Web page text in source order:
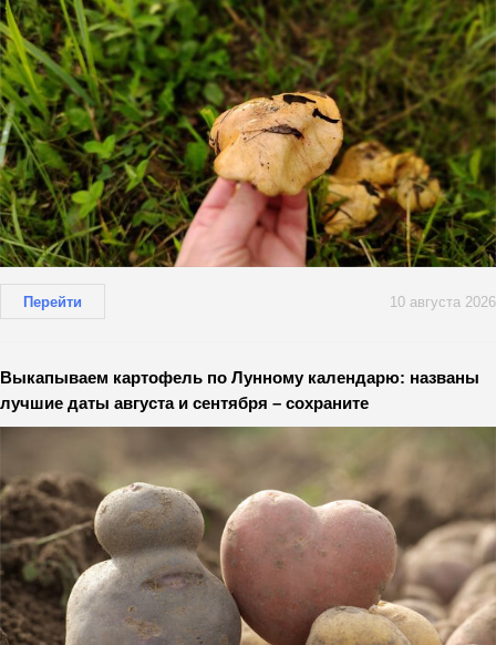
Перейти 10 августа 2026
Выкапываем картофель по Лунному календарю: названы
лучшие даты августа и сентября – сохраните